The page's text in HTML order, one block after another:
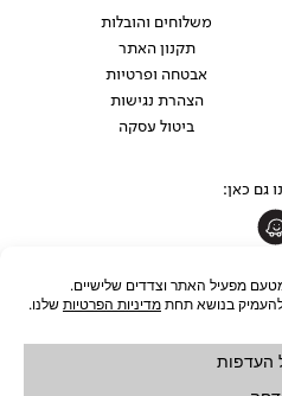
משלוחים והובלות
תקנון האתר
אבטחה ופרטיות
הצהרת נגישות
ביטול עסקה
גם כאן:
לפני כולם?